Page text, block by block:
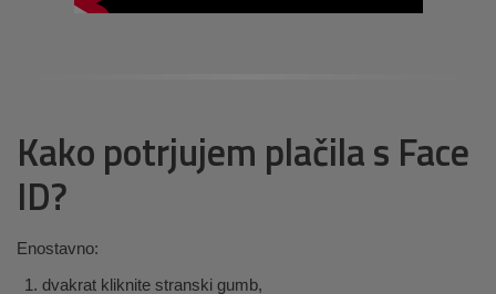
Kako potrjujem plačila s Face
ID?
Enostavno:
dvakrat kliknite stranski gumb,